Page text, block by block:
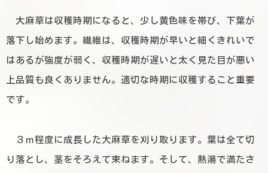
大麻草は収穫時期になると、少し黄色味を帯び、下葉が
落下し始めます。繊維は、収穫時期が早いと細くきれいで
はあるが強度が弱く、収穫時期が遅いと太く見た目が悪い
上品質も良くありません。 適切な時期に収穫すること重要
です。
３ｍ程度に成長した大麻草を刈り取ります。葉は全て切
り落とし、茎をそろえて束ねます。そして、熱湯で満たさ